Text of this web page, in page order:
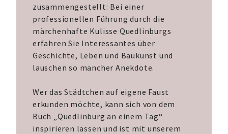
zusammengestellt: Bei einer
professionellen Führung durch die
märchenhafte Kulisse Quedlinburgs
erfahren Sie Interessantes über
Geschichte, Leben und Baukunst und
lauschen so mancher Anekdote.
Wer das Städtchen auf eigene Faust
erkunden möchte, kann sich von dem
Buch „Quedlinburg an einem Tag“
inspirieren lassen und ist mit unserem